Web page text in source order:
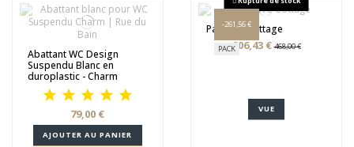
Abattant WC Design
Suspendu Blanc en
duroplastic - Charm
79,00 €
AJOUTER AU PANIER
-261,56 €
PACK
Pack WC Cottage
206,43 €468,00 €
VUE